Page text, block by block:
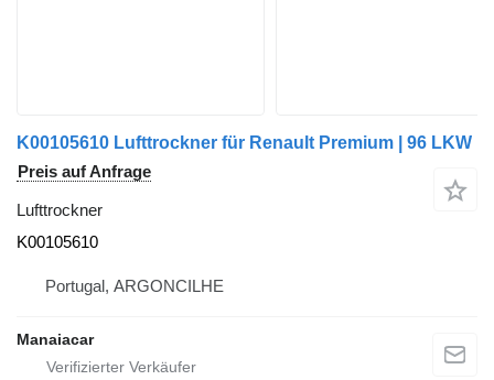
K00105610 Lufttrockner für Renault Premium | 96 LKW
Preis auf Anfrage
Lufttrockner
K00105610
Portugal, ARGONCILHE
Manaiacar